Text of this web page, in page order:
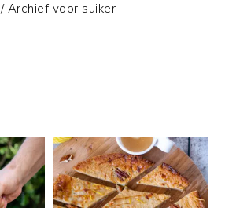
/Archief voor suiker